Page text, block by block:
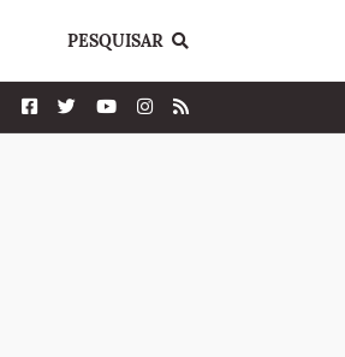
PESQUISAR